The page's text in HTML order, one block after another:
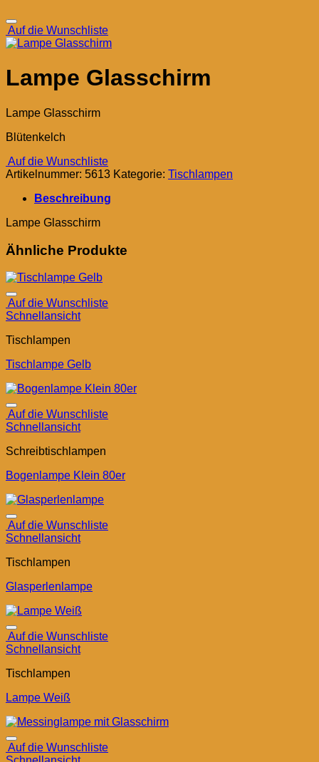
Auf die Wunschliste
Lampe Glasschirm
Lampe Glasschirm
Blütenkelch
Auf die Wunschliste
Artikelnummer: 5613 Kategorie: Tischlampen
Beschreibung
Lampe Glasschirm
Ähnliche Produkte
Auf die Wunschliste
Schnellansicht
Tischlampen
Tischlampe Gelb
Auf die Wunschliste
Schnellansicht
Schreibtischlampen
Bogenlampe Klein 80er
Auf die Wunschliste
Schnellansicht
Tischlampen
Glasperlenlampe
Auf die Wunschliste
Schnellansicht
Tischlampen
Lampe Weiß
Auf die Wunschliste